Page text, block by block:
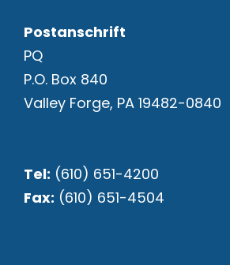
Postanschrift
PQ
P.O. Box 840
Valley Forge, PA 19482-0840
Tel: (610) 651-4200
Fax: (610) 651-4504